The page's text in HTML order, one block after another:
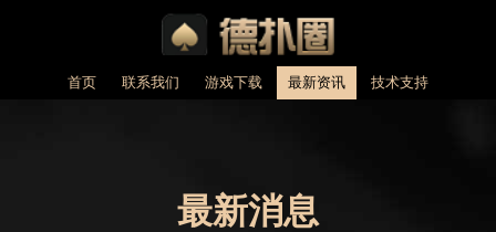
首页 联系我们 游戏下载 最新资讯 技术支持
最新消息